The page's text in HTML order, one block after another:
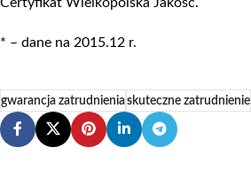
* – dane na 2015.12 r.
gwarancja zatrudnieniaskuteczne zatrudnienie